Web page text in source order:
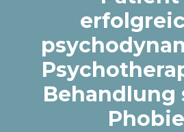
Behandlung